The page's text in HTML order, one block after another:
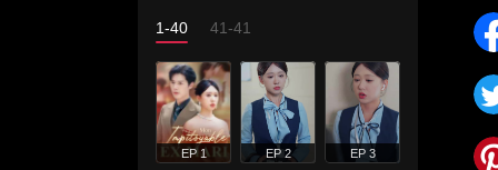
1-40 41-41
EP 1 EP 2 EP 3